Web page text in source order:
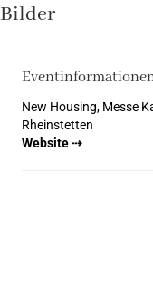
Bilder
New Housing, Messe
Rheinstetten
Website ⇢